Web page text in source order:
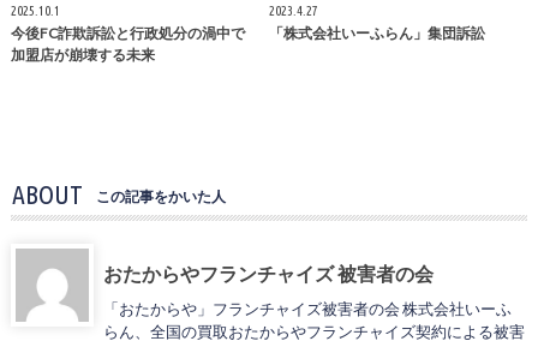
2025.10.1
今後FC詐欺訴訟と行政処分の渦中で
加盟店が崩壊する未来
2023.4.27
「株式会社いーふらん」集団訴訟
ABOUT この記事をかいた人
おたからやフランチャイズ 被害者の会
「おたからや」フランチャイズ被害者の会 株式会社いーふ
らん、全国の買取おたからやフランチャイズ契約による被害